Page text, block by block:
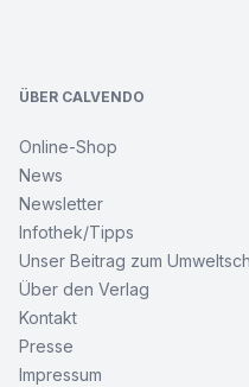
ÜBER CALVENDO
Online-Shop
News
Newsletter
Infothek/Tipps
Unser Beitrag zum
Über den Verlag
Kontakt
Presse
Impressum